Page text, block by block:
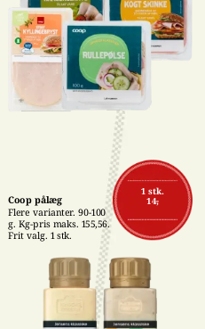
1 stk.
14,-
Coop pålæg
Flere varianter. 90-100
g. Kg-pris maks. 155,56.
Frit valg. 1 stk.